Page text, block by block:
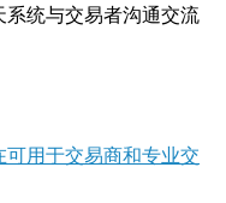
统与交易者沟通交流
用于交易商和专业交